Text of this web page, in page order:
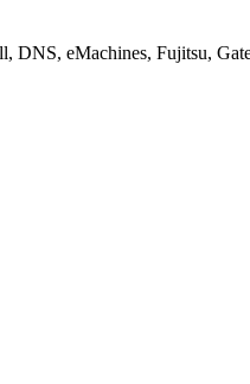
DNS, eMachines, Fujitsu,